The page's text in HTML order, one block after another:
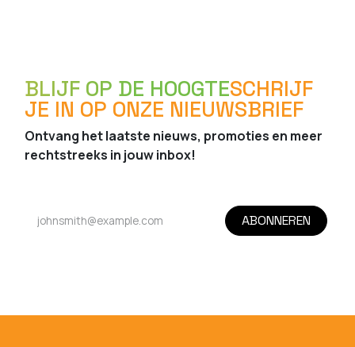
BLIJF OP DE HOOGTESCHRIJF
JE IN OP ONZE NIEUWSBRIEF
Ontvang het laatste nieuws, promoties en meer
rechtstreeks in jouw inbox!
ABONNEREN